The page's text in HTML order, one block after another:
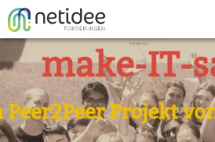
Enter your username or email address
Passwort